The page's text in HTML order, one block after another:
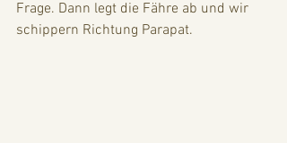
Frage. Dann legt die Fähre ab und wir
schippern Richtung Parapat.